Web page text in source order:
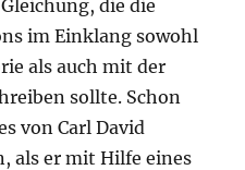
die die
im Einklang sowohl
als auch mit der
sollte. Schon
von Carl David
als er mit Hilfe eines